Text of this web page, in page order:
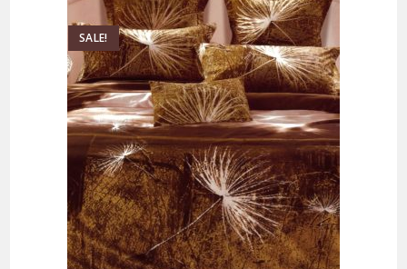
SALE!